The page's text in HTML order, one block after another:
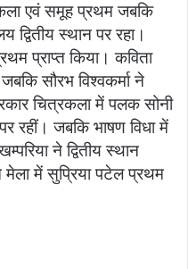
एवं समूह प्रथम जबकि
द्वितीय स्‍थान पर रहा।
प्राप्‍त किया। कविता
सौरभ विश्वकर्मा ने
चित्रकला में पलक सोनी
रहीं। जबकि भाषण विधा में
ने द्वितीय स्‍थान
मेला में सुप्रिया पटेल प्रथम